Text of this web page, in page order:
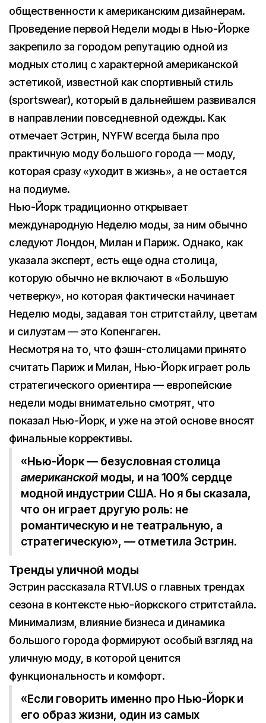
общественности к американским дизайнерам.
Проведение первой Недели моды в Нью-Йорке
закрепило за городом репутацию одной из
модных столиц с характерной американской
эстетикой, известной как спортивный стиль
(sportswear), который в дальнейшем развивался
в направлении повседневной одежды. Как
отмечает Эстрин, NYFW всегда была про
практичную моду большого города — моду,
которая сразу «уходит в жизнь», а не остается
на подиуме.
Нью-Йорк традиционно открывает
международную Неделю моды, за ним обычно
следуют Лондон, Милан и Париж. Однако, как
указала эксперт, есть еще одна столица,
которую обычно не включают в «Большую
четверку», но которая фактически начинает
Неделю моды, задавая тон стритстайлу, цветам
и силуэтам — это Копенгаген.
Несмотря на то, что фэшн-столицами принято
считать Париж и Милан, Нью-Йорк играет роль
стратегического ориентира — европейские
недели моды внимательно смотрят, что
показал Нью-Йорк, и уже на этой основе вносят
финальные коррективы.
«Нью-Йорк — безусловная столица
американской моды, и на 100% сердце
модной индустрии США. Но я бы сказала,
что он играет другую роль: не
романтическую и не театральную, а
стратегическую», — отметила Эстрин.
Тренды уличной моды
Эстрин рассказала RTVI.US о главных трендах
сезона в контексте нью-йоркского стритстайла.
Минимализм, влияние бизнеса и динамика
большого города формируют особый взгляд на
уличную моду, в которой ценится
функциональность и комфорт.
«Если говорить именно про Нью-Йорк и
его образ жизни, один из самых